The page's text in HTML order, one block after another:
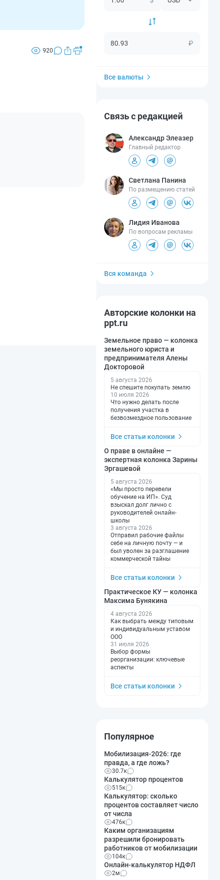
920
₽
Все валюты
Связь с редакцией
Александр Элеазер
Главный редактор
Светлана Панина
По размещению статей
Лидия Иванова
По вопросам рекламы
Вся команда
Авторские колонки на
ppt.ru
Земельное право — колонка
земельного юриста и
предпринимателя Алены
Докторовой
5 августа 2026
Не спешите покупать землю
10 июля 2026
Что нужно делать после
получения участка в
безвозмездное пользование
Все статьи колонки
О праве в онлайне —
экспертная колонка Зарины
Эргашевой
5 августа 2026
«Мы просто перевели
обучение на ИП». Суд
взыскал долг лично с
руководителей онлайн-
школы
3 августа 2026
Отправил рабочие файлы
себе на личную почту — и
был уволен за разглашение
коммерческой тайны
Все статьи колонки
Практическое КУ — колонка
Максима Бунякина
4 августа 2026
Как выбрать между типовым
и индивидуальным уставом
ООО
31 июля 2026
Выбор формы
реорганизации: ключевые
аспекты
Все статьи колонки
Популярное
Мобилизация-2026: где
правда, а где ложь?
30.7к
Калькулятор процентов
515к
Калькулятор: сколько
процентов составляет число
от числа
476к
Каким организациям
разрешили бронировать
работников от мобилизации
104к
Онлайн-калькулятор НДФЛ
2м